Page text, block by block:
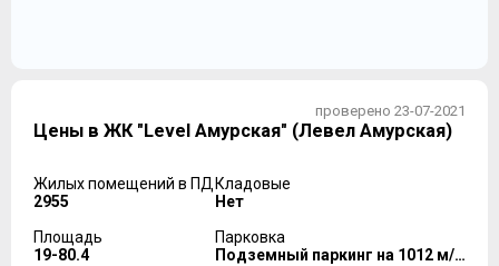
проверено 23-07-2021
Цены в ЖК "Level Амурская" (Левел Амурская)
Жилых помещений в ПД
2955
Площадь
19-80.4
Кладовые
Нет
Парковка
Подземный паркинг на 1012 м/м